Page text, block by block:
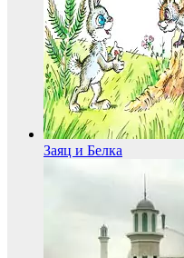
Заяц и Белка